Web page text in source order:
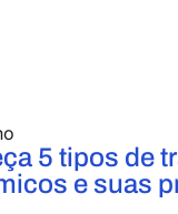
5 tipos de
e suas